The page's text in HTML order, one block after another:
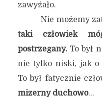
zawyżało.
Nie możemy
taki człowiek
postrzegany.To był
nie tylko niski, jak o
To był fatycznie
mizerny duchowo…